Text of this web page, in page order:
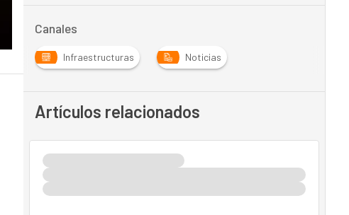
Canales
Infraestructuras Noticias
Artículos relacionados